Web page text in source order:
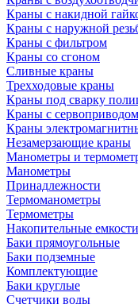
Краны с накидной
Краны с наружной
Краны с фильтром
Краны со сгоном
Сливные краны
Трехходовые краны
Краны под сварку
Краны с сервоприводом
Краны
Незамерзающие краны
Манометры и
Манометры
Принадлежности
Термоманометры
Термометры
Накопительные емкости
Баки прямоугольные
Баки подземные
Комплектующие
Баки круглые
Счетчики воды